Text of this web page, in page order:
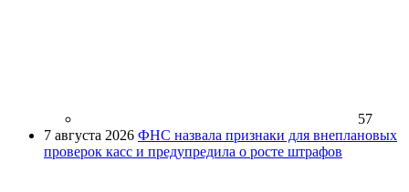
57
7 августа 2026 ФНС назвала признаки для внеплановых
проверок касс и предупредила о росте штрафов